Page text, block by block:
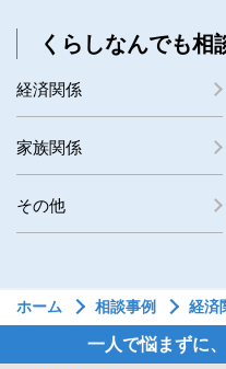
くらしなんでも相
経済関係
家族関係
その他
ホーム 相談事例 経済
一人で悩まずに